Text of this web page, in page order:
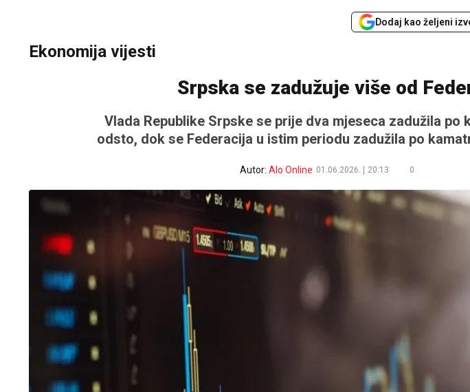
Dodaj kao željeni
Ekonomija vijesti
Srpska se zadužuje više od
Vlada Republike Srpske se prije dva mjeseca zadužila po
odsto, dok se Federacija u istim periodu zadužila po
Autor: Alo Online 01.06.2026. 20:13 0